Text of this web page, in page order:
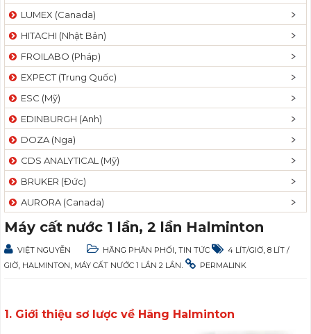
LUMEX (Canada)
HITACHI (Nhật Bản)
FROILABO (Pháp)
EXPECT (Trung Quốc)
ESC (Mỹ)
EDINBURGH (Anh)
DOZA (Nga)
CDS ANALYTICAL (Mỹ)
BRUKER (Đức)
AURORA (Canada)
Máy cất nước 1 lần, 2 lần Halminton
VIỆT NGUYỄN HÃNG PHÂN PHỐI TIN TỨC 4 LÍT/GIỜ 8 LÍT /
GIỜ HALMINTON MÁY CẤT NƯỚC 1 LẦN 2 LẦN PERMALINK
1. Giới thiệu sơ lược về Hãng Halminton